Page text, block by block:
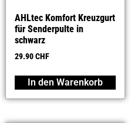
AHLtec Komfort Kreuzgurt
für Senderpulte in
schwarz
29.90CHF
In den Warenkorb